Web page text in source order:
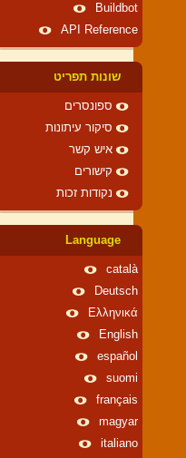
Buildbot
API Reference
שונות תפריט
ספונסרים
סיקור עיתונות
איש קשר
קישורים
נקודות זכות
Language
català
Deutsch
Ελληνικά
English
español
suomi
français
magyar
italiano